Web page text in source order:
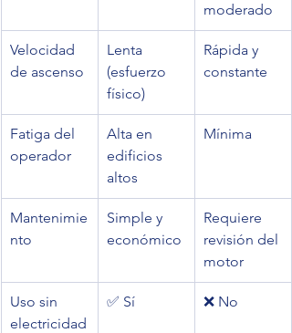
moderado
Velocidad
de ascenso
Lenta
(esfuerzo
físico)
Rápida y
constante
Fatiga del
operador
Alta en
edificios
altos
Mínima
Mantenimie
nto
Simple y
económico
Requiere
revisión del
motor
Uso sin
electricidad
✅ Sí ❌ No